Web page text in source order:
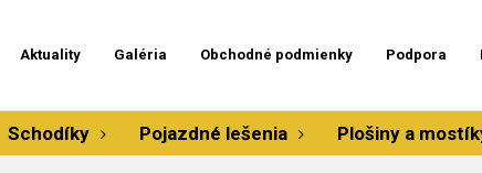
Aktuality Galéria Obchodné podmienky Podpora
Schodíky Pojazdné lešenia Plošiny a